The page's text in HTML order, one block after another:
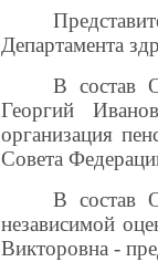
Департамента
В состав
Георгий
организация
Совета
В состав
независимой
Викторовна -